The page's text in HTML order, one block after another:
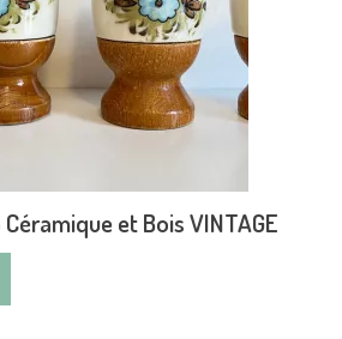
Céramique et Bois VINTAGE